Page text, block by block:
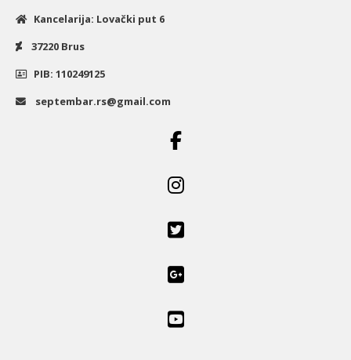
Kancelarija: Lovački put 6
37220 Brus
PIB: 110249125
septembar.rs@gmail.com